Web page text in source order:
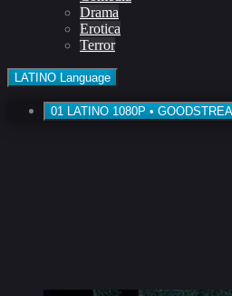
Drama
Erotica
Terror
LATINO Language
01 LATINO 1080P •